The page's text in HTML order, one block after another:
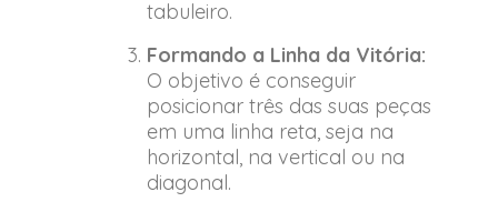
tabuleiro.
Formando a Linha da Vitória:
O objetivo é conseguir
posicionar três das suas peças
em uma linha reta, seja na
horizontal, na vertical ou na
diagonal.